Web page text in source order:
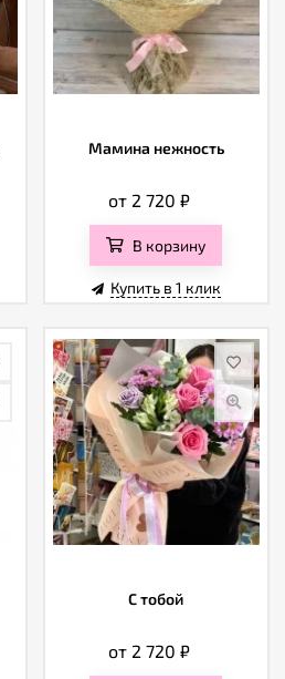
Мамина нежность
от 2 720₽
В корзину
Купить в 1 клик
С тобой
от 2 720₽